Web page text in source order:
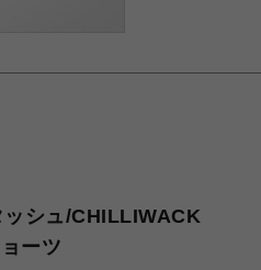
シュ/CHILLIWACK
ーツ